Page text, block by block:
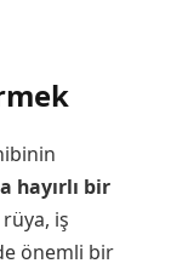
hayırlı bir
iş
önemli bir